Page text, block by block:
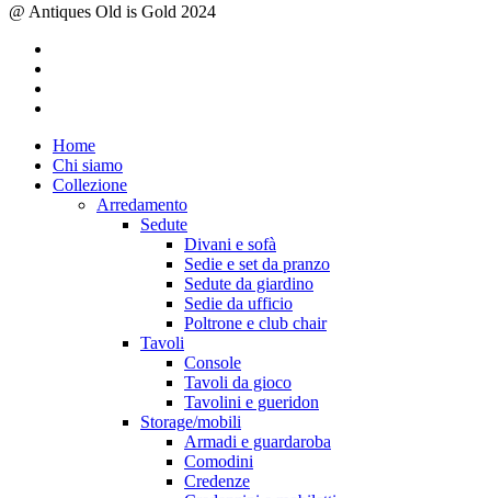
@ Antiques Old is Gold 2024
Close
Menu
Home
Chi siamo
Collezione
Arredamento
Sedute
Divani e sofà
Sedie e set da pranzo
Sedute da giardino
Sedie da ufficio
Poltrone e club chair
Tavoli
Console
Tavoli da gioco
Tavolini e gueridon
Storage/mobili
Armadi e guardaroba
Comodini
Credenze